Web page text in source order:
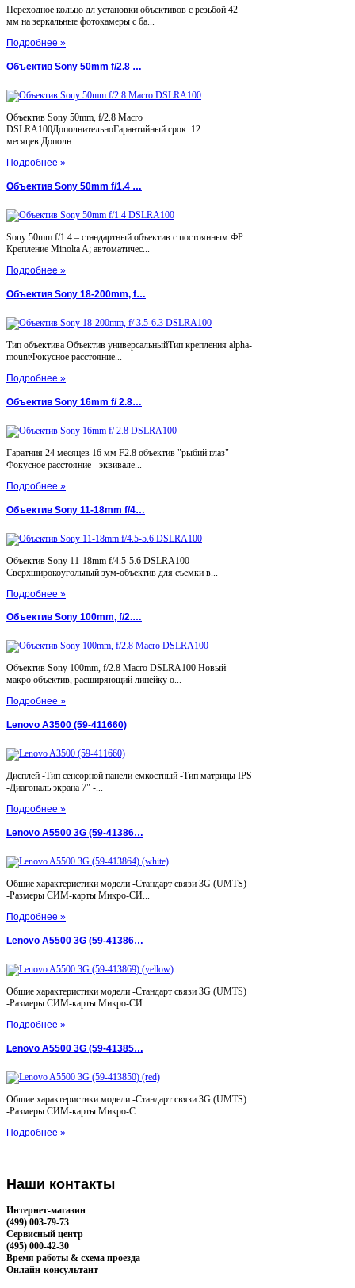
Переходное кольцо дл установки объективов с резьбой 42
мм на зеркальные фотокамеры с ба...
Подробнее »
Объектив Sony 50mm f/2.8 …
Объектив Sony 50mm, f/2.8 Macro
DSLRA100ДополнительноГарантийный срок: 12
месяцев.Дополн...
Подробнее »
Объектив Sony 50mm f/1.4 …
Sony 50mm f/1.4 – стандартный объектив с постоянным ФР.
Крепление Minolta A; автоматичес...
Подробнее »
Объектив Sony 18-200mm, f…
Тип объектива Объектив универсальныйТип крепления alpha-
mountФокусное расстояние...
Подробнее »
Объектив Sony 16mm f/ 2.8…
Гаратния 24 месяцев 16 мм F2.8 объектив "рыбий глаз"
Фокусное расстояние - эквивале...
Подробнее »
Объектив Sony 11-18mm f/4…
Объектив Sony 11-18mm f/4.5-5.6 DSLRA100
Сверхширокоугольный зум-объектив для съемки в...
Подробнее »
Объектив Sony 100mm, f/2.…
Объектив Sony 100mm, f/2.8 Macro DSLRA100 Новый
макро объектив, расширяющий линейку о...
Подробнее »
Lenovo A3500 (59-411660)
Дисплей -Тип сенсорной панели емкостный -Тип матрицы IPS
-Диагональ экрана 7" -...
Подробнее »
Lenovo A5500 3G (59-41386…
Общие характеристики модели -Стандарт связи 3G (UMTS)
-Размеры СИМ-карты Микро-СИ...
Подробнее »
Lenovo A5500 3G (59-41386…
Общие характеристики модели -Стандарт связи 3G (UMTS)
-Размеры СИМ-карты Микро-СИ...
Подробнее »
Lenovo A5500 3G (59-41385…
Общие характеристики модели -Стандарт связи 3G (UMTS)
-Размеры СИМ-карты Микро-С...
Подробнее »
Наши контакты
Интернет-магазин
(499) 003-79-73
Сервисный центр
(495) 000-42-30
Время работы & схема проезда
Онлайн-консультант